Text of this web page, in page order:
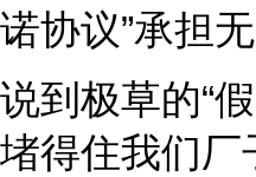
诺协议”承担
说到极草的“
堵得住我们厂